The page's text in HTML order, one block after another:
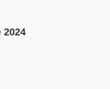
2024